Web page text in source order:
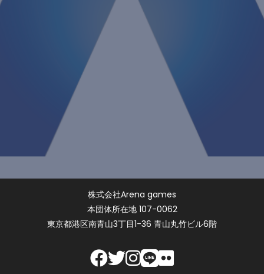
株式会社Arena games
本団体所在地 107-0062
東京都港区南青山3丁目1-36 青山丸竹ビル6階